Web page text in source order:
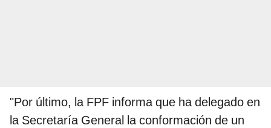
"Por último, la FPF informa que ha delegado en
la Secretaría General la conformación de un